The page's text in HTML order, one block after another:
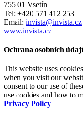
755 01 Vsetín
Tel: +420 571 412 253
Email: invista@invista.cz
www.invista.cz
Ochrana osobních
This website uses
when you visit our
consent to our use of
use cookies and how to
Privacy Policy